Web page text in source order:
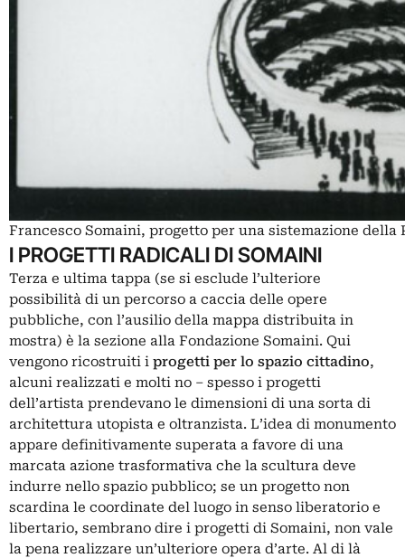
Francesco Somaini, progetto per una sistemazione
I PROGETTI RADICALI DI SOMAINI
Terza e ultima tappa (se si esclude l’ulteriore
possibilità di un percorso a caccia delle opere
pubbliche, con l’ausilio della mappa distribuita in
mostra) è la sezione alla Fondazione Somaini. Qui
vengono ricostruiti i progetti per lo spazio cittadino,
alcuni realizzati e molti no – spesso i progetti
dell’artista prendevano le dimensioni di una sorta di
architettura utopista e oltranzista. L’idea di monumento
appare definitivamente superata a favore di una
marcata azione trasformativa che la scultura deve
indurre nello spazio pubblico; se un progetto non
scardina le coordinate del luogo in senso liberatorio e
libertario, sembrano dire i progetti di Somaini, non vale
la pena realizzare un’ulteriore opera d’arte. Al di là